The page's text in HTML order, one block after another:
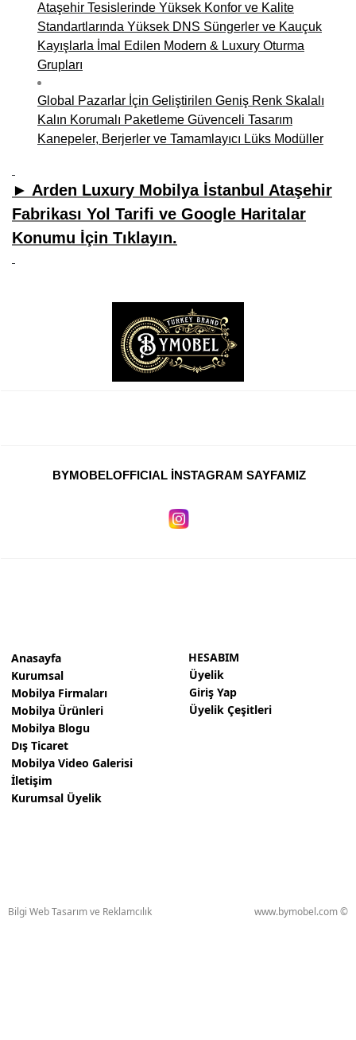
Ataşehir Tesislerinde Yüksek Konfor ve Kalite
Standartlarında Yüksek DNS Süngerler ve Kauçuk
Kayışlarla İmal Edilen Modern & Luxury Oturma
Grupları
Global Pazarlar İçin Geliştirilen Geniş Renk Skalalı
Kalın Korumalı Paketleme Güvenceli Tasarım
Kanepeler, Berjerler ve Tamamlayıcı Lüks Modüller
► Arden Luxury Mobilya İstanbul Ataşehir
Fabrikası Yol Tarifi ve Google Haritalar
Konumu İçin Tıklayın.
BYMOBELOFFICIAL İNSTAGRAM SAYFAMIZ
Anasayfa
Kurumsal
Mobilya Firmaları
Mobilya Ürünleri
Mobilya Blogu
Dış Ticaret
Mobilya Video Galerisi
İletişim
Kurumsal Üyelik
HESABIM
Üyelik
Giriş Yap
Üyelik Çeşitleri
Bilgi Web Tasarım ve Reklamcılık www.bymobel.com ©